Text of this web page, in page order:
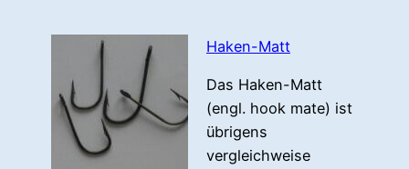
Haken-Matt
Das Haken-Matt
(engl. hook mate) ist
übrigens
vergleichweise